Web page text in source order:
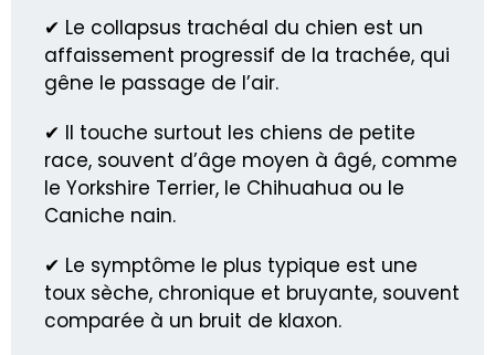
✔ Le collapsus trachéal du chien est un
affaissement progressif de la trachée, qui
gêne le passage de l’air.
✔ Il touche surtout les chiens de petite
race, souvent d’âge moyen à âgé, comme
le Yorkshire Terrier, le Chihuahua ou le
Caniche nain.
✔ Le symptôme le plus typique est une
toux sèche, chronique et bruyante, souvent
comparée à un bruit de klaxon.